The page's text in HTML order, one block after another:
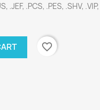
.JEF, .PCS, .PES, .SHV,
favorite_border